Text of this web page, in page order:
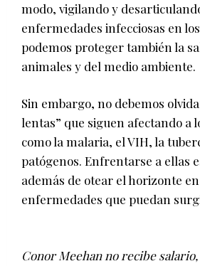
modo, vigilando y
enfermedades infecciosas en
podemos proteger también la
animales y del medio ambiente.
Sin embargo, no debemos
lentas” que siguen afectando a
como la malaria, el VIH, la
patógenos. Enfrentarse a ellas
además de otear el horizonte
enfermedades que puedan
Conor Meehan no recibe